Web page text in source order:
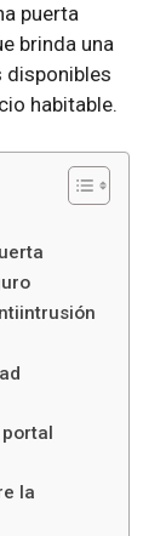
puerta
brinda una
disponibles
habitable.
la